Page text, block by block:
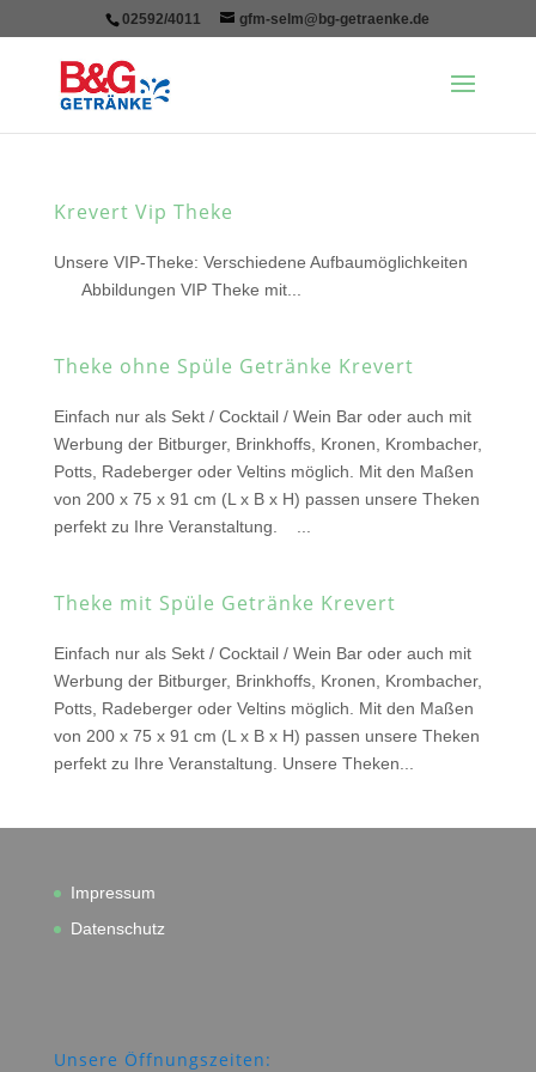
02592/4011 gfm-selm@bg-getraenke.de
Krevert Vip Theke
Unsere VIP-Theke: Verschiedene Aufbaumöglichkeiten
Abbildungen VIP Theke mit...
Theke ohne Spüle Getränke Krevert
Einfach nur als Sekt / Cocktail / Wein Bar oder auch mit
Werbung der Bitburger, Brinkhoffs, Kronen, Krombacher,
Potts, Radeberger oder Veltins möglich. Mit den Maßen
von 200 x 75 x 91 cm (L x B x H) passen unsere Theken
perfekt zu Ihre Veranstaltung. ...
Theke mit Spüle Getränke Krevert
Einfach nur als Sekt / Cocktail / Wein Bar oder auch mit
Werbung der Bitburger, Brinkhoffs, Kronen, Krombacher,
Potts, Radeberger oder Veltins möglich. Mit den Maßen
von 200 x 75 x 91 cm (L x B x H) passen unsere Theken
perfekt zu Ihre Veranstaltung. Unsere Theken...
Impressum
Datenschutz
Unsere Öffnungszeiten: